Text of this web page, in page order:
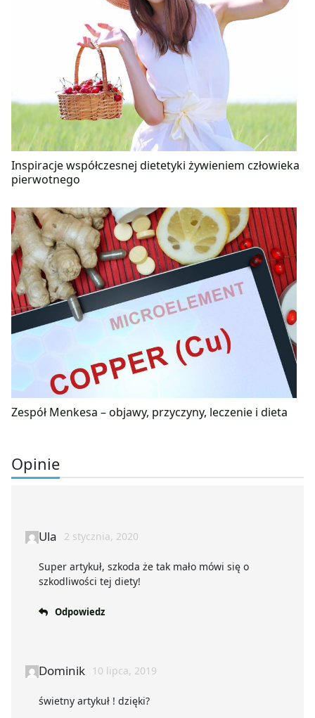
Inspiracje współczesnej dietetyki żywieniem człowieka
pierwotnego
Zespół Menkesa – objawy, przyczyny, leczenie i dieta
Opinie
Ula 2 stycznia, 2020
Super artykuł, szkoda że tak mało mówi się o
szkodliwości tej diety!
Odpowiedz
Dominik 10 lipca, 2019
świetny artykuł ! dzięki?